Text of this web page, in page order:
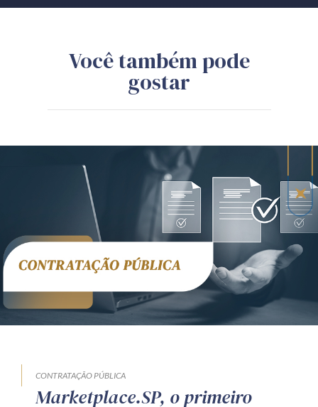
Você também pode
gostar
CONTRATAÇÃO PÚBLICA
Marketplace.SP, o primeiro